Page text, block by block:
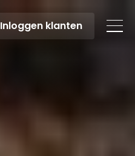
Inloggen klanten